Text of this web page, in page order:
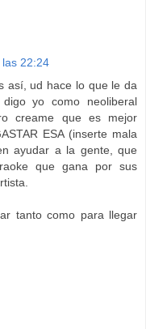
22:24
así, ud hace lo que le da
yo como neoliberal
creame que es mejor
ESA (inserte mala
ayudar a la gente, que
que gana por sus
tanto como para llegar